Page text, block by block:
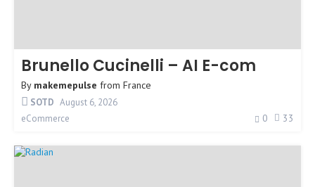
Brunello Cucinelli – AI E-com
By makemepulse from France
SOTD August 6, 2026
eCommerce
0 33